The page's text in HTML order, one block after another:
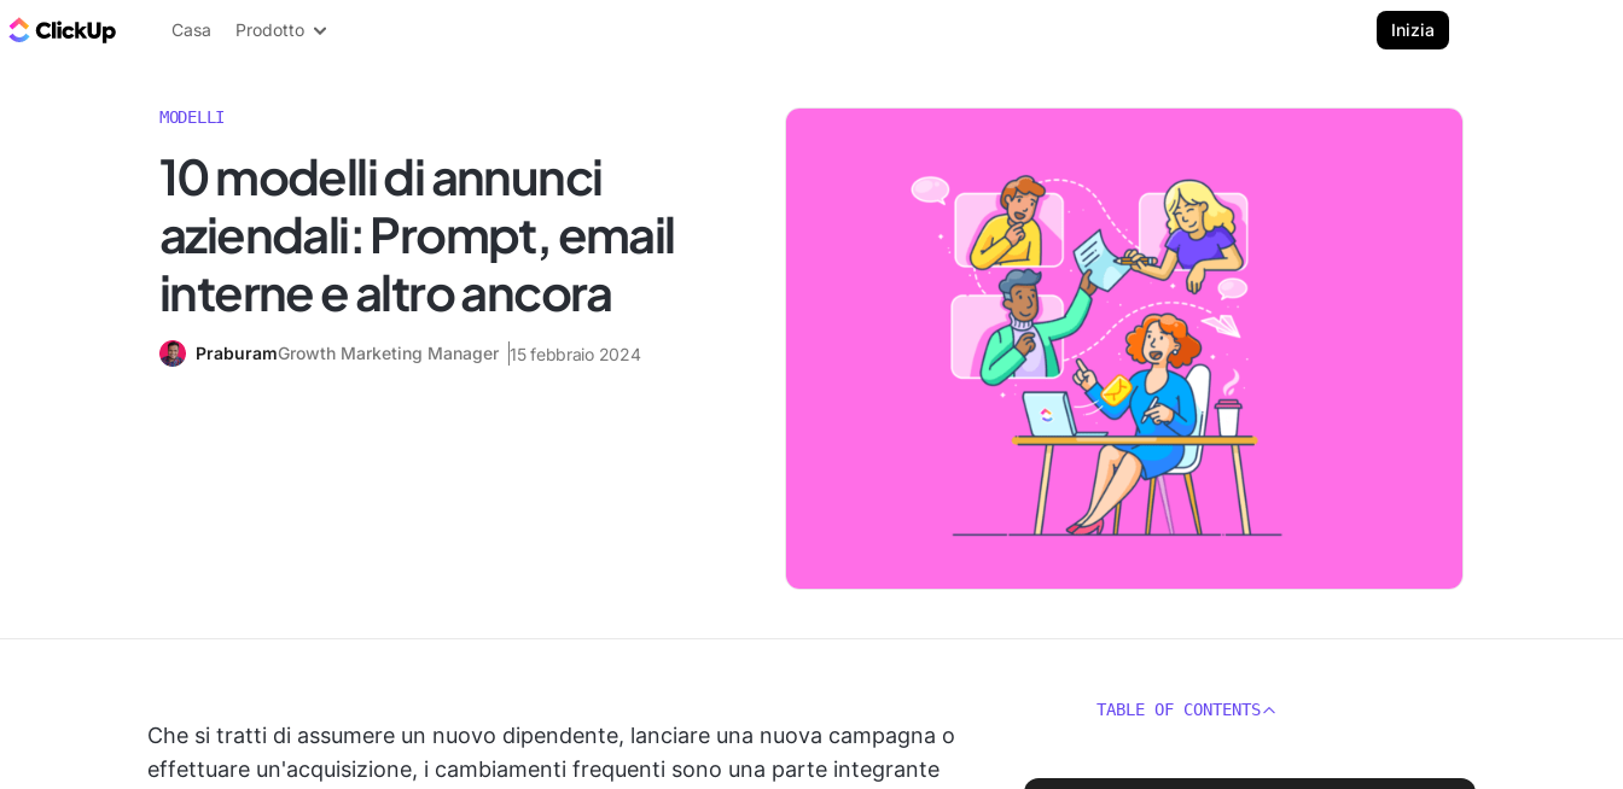
Blog di ClickUp
Casa Prodotto Inizia
MODELLI
10 modelli di annunci
aziendali: Prompt, email
interne e altro ancora
PraburamGrowth Marketing Manager 15 febbraio 2024
Che si tratti di assumere un nuovo dipendente, lanciare una nuova campagna o
effettuare un'acquisizione, i cambiamenti frequenti sono una parte integrante
TABLE OF CONTENTS